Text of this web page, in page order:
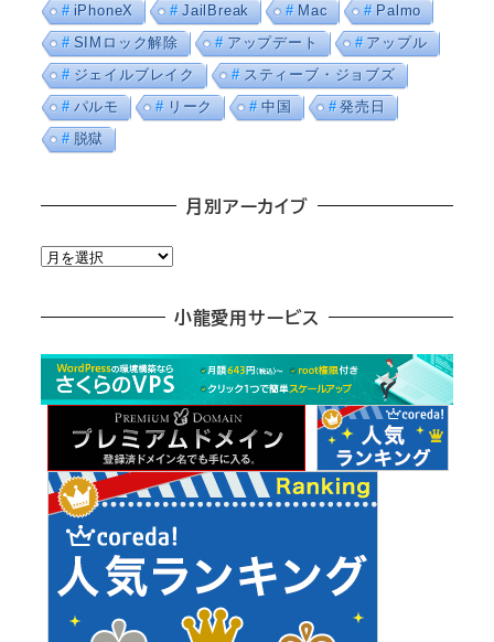
iPhoneX
JailBreak Mac
Palmo
SIMロック解除
アップデート
アップル
ジェイルブレイク
スティーブ・ジョブズ
パルモ
リーク 中国
発売日
脱獄
月別アーカイブ
月
カ
小龍愛用サービス